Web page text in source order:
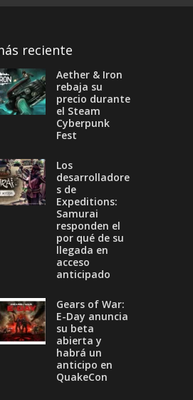
reciente
Aether & Iron
rebaja su
precio durante
el Steam
Cyberpunk
Fest
Los
desarrolladore
s de
Expeditions:
Samurai
responden el
por qué de su
llegada en
acceso
anticipado
Gears of War:
E-Day anuncia
su beta
abierta y
habrá un
anticipo en
QuakeCon